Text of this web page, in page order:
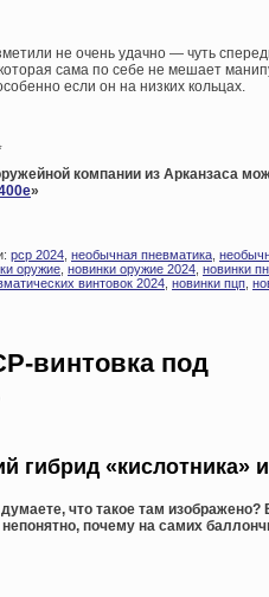
не очень удачно — чуть
сама по себе не мешает
если он на низких кольцах.
компании из Арканзаса
»
pcp 2024 необычная пневматика
оружие новинки оружие 2024 новинки
винтовок 2024 новинки пцп
винтовка под
гибрид «кислотника»
что такое там изображено?
почему на самих